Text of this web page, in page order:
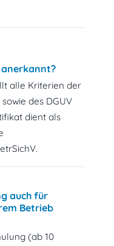
anerkannt?
alle Kriterien der
des DGUV
dient als
auch für
Betrieb
(ab 10